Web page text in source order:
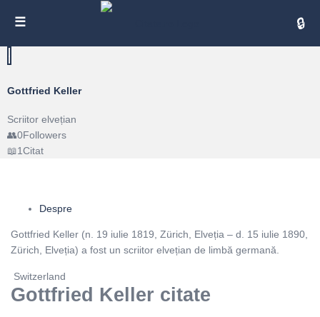
Gottfried Keller
Scriitor elvețian
0Followers
1Citat
Despre
Gottfried Keller (n. 19 iulie 1819, Zürich, Elveția – d. 15 iulie 1890,
Zürich, Elveția) a fost un scriitor elvețian de limbă germană.
Switzerland
Gottfried Keller citate